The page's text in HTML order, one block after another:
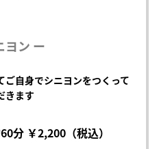
ヨン ー
ご自身でシニヨンをつくって
きます
分 ￥2,200（税込）